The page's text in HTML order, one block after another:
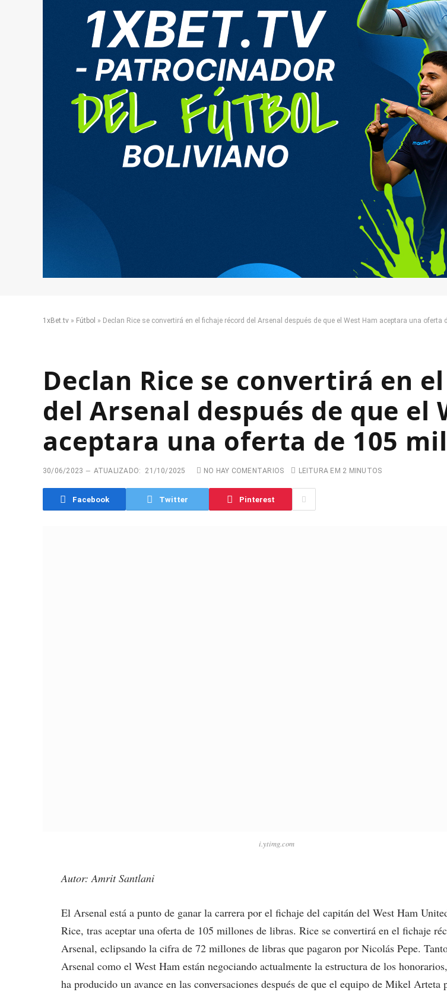
1xBet.tv » Fútbol » Declan Rice se convertirá en el fichaje récord del Arsenal después de que el West Ham aceptara una oferta
Declan Rice se convertirá en
del Arsenal después de que el
aceptara una oferta de 105
30/06/2023 ATUALIZADO: 21/10/2025 NO HAY COMENTARIOS LEITURA EM 2 MINUTOS
Facebook Twitter Pinterest
i.ytimg.com
Autor: Amrit Santlani
El Arsenal está a punto de ganar la carrera por el fichaje del capitán del West Ham
Rice, tras aceptar una oferta de 105 millones de libras. Rice se convertirá en el fichaje
Arsenal, eclipsando la cifra de 72 millones de libras que pagaron por Nicolás Pepe.
Arsenal como el West Ham están negociando actualmente la estructura de los
ha producido un avance en las conversaciones después de que el equipo de Mikel Arteta